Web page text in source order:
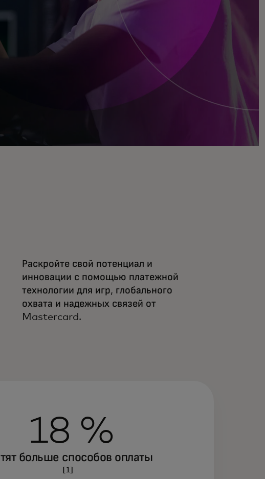
Раскройте свой потенциал и
инновации с помощью платежной
технологии для игр, глобального
охвата и надежных связей от
Mastercard.
18 %
больше способов оплаты
[1]